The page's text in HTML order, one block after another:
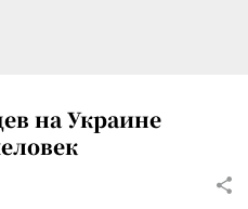
на Украине